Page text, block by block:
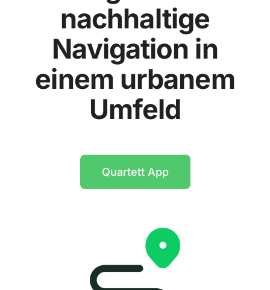
nachhaltige
Navigation in
einem urbanem
Umfeld
Quartett App